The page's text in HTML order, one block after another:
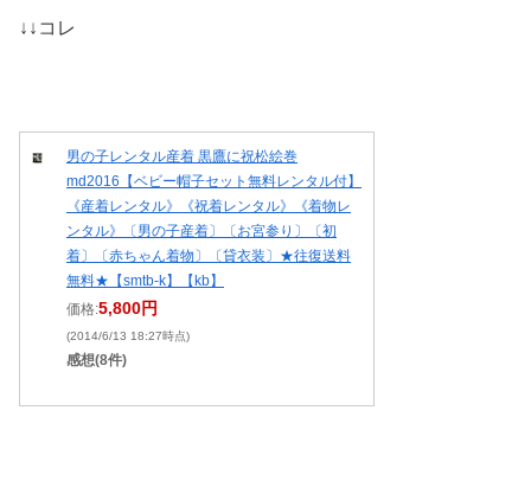
↓↓コレ
男の子レンタル産着 黒鷹に祝松絵巻
md2016【ベビー帽子セット無料レンタル付】
《産着レンタル》《祝着レンタル》《着物レ
ンタル》〔男の子産着〕〔お宮参り〕〔初
着〕〔赤ちゃん着物〕〔貸衣装〕★往復送料
無料★【smtb-k】【kb】
価格:5,800円
(2014/6/13 18:27時点)
感想(8件)